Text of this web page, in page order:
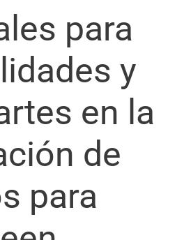
para
y
en la
de
para